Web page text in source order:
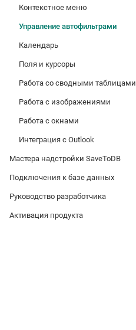
Контекстное меню
Управление автофильтрами
Календарь
Поля и курсоры
Работа со сводными таблицами
Работа с изображениями
Работа с окнами
Интеграция с Outlook
Мастера надстройки SaveToDB
Подключения к базе данных
Руководство разработчика
Активация продукта